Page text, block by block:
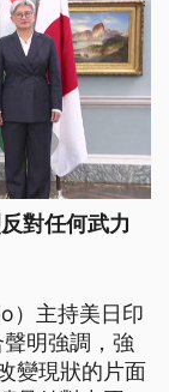
對任何武力
）主持美日印
明強調，強
變現狀的片面